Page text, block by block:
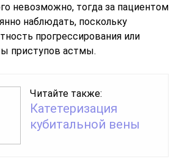
невозможно, тогда за пациентом
наблюдать, поскольку
прогрессирования или
приступов астмы.
Читайте также:
Катетеризация
кубитальной вены